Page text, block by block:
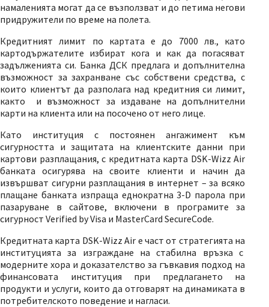
намаленията могат да се възползват и до петима негови
придружители по време на полета.
Кредитният лимит по картата е до 7000 лв., като
картодържателите избират кога и как да погасяват
задълженията си. Банка ДСК предлага и допълнителна
възможност за захранване със собствени средства, с
които клиентът да разполага над кредитния си лимит,
както и възможност за издаване на допълнителни
карти на клиента или на посочено от него лице.
Като институция с постоянен ангажимент към
сигурността и защитата на клиентските данни при
картови разплащания, с кредитната карта DSK-Wizz Air
банката осигурява на своите клиенти и начин да
извършват сигурни разплащания в интернет – за всяко
плащане банката изпраща eднократна 3-D парола при
пазаруване в сайтове, включени в програмите за
сигурност Verified by Visa и MasterCard SecureCode.
Кредитната карта DSK-Wizz Air е част от стратегията на
институцията за изграждане на стабилна връзка с
модерните хора и доказателство за гъвкавия подход на
финансовата институция при предлагането на
продукти и услуги, които да отговарят на динамиката в
потребителското поведение и нагласи.